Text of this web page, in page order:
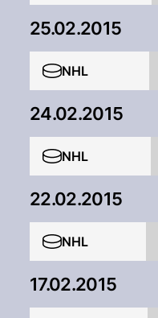
25.02.2015
NHL
24.02.2015
NHL
22.02.2015
NHL
17.02.2015